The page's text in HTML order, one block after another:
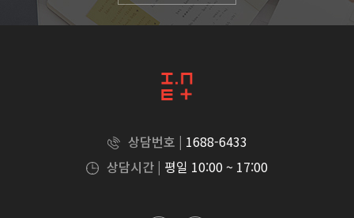
상담번호 | 1688-6433
상담시간 | 평일 10:00 ~ 17:00